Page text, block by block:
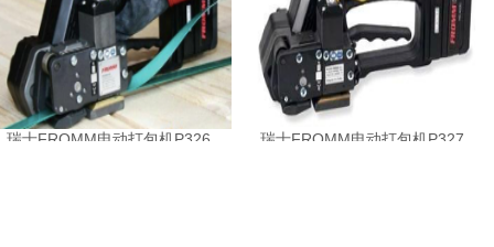
瑞士FROMM电动打包机P326 瑞士FROMM电动打包机P327